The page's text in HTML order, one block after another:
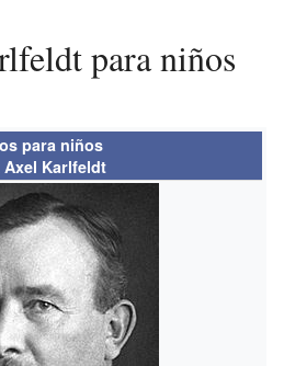
para niños
para niños
Axel Karlfeldt